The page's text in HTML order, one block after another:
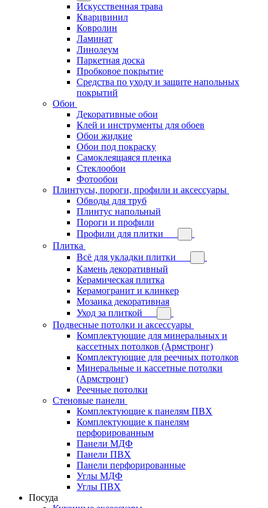
Искусственная трава
Кварцвинил
Ковролин
Ламинат
Линолеум
Паркетная доска
Пробковое покрытие
Средства по уходу и защите напольных
покрытий
Обои
Декоративные обои
Клей и инструменты для обоев
Обои жидкие
Обои под покраску
Самоклеящаяся пленка
Стеклообои
Фотообои
Плинтусы, пороги, профили и аксессуары
Обводы для труб
Плинтус напольный
Пороги и профили
Профили для плитки
Плитка
Всё для укладки плитки
Камень декоративный
Керамическая плитка
Керамогранит и клинкер
Мозаика декоративная
Уход за плиткой
Подвесные потолки и аксессуары
Комплектующие для минеральных и
кассетных потолков (Армстронг)
Комплектующие для реечных потолков
Минеральные и кассетные потолки
(Армстронг)
Реечные потолки
Стеновые панели
Комплектующие к панелям ПВХ
Комплектующие к панелям
перфорированным
Панели МДФ
Панели ПВХ
Панели перфорированные
Углы МДФ
Углы ПВХ
Посуда